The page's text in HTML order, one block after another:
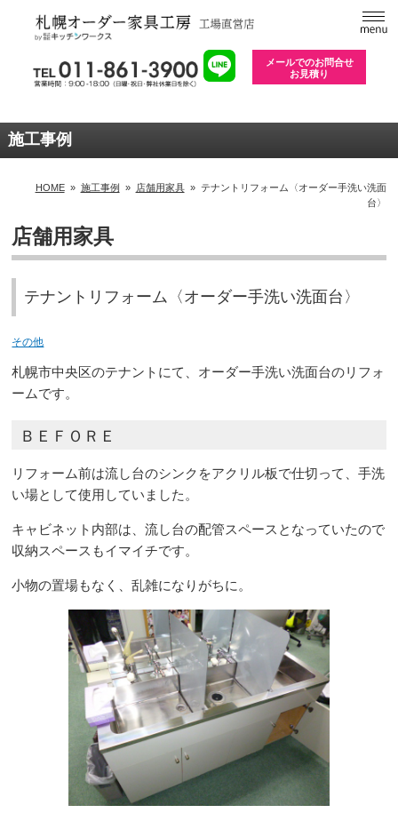
メールでのお問合せ
お見積り
施工事例
HOME» 施工事例 » 店舗用家具» テナントリフォーム〈オーダー手洗い洗面
台〉
店舗用家具
テナントリフォーム〈オーダー手洗い洗面台〉
その他
札幌市中央区のテナントにて、オーダー手洗い洗面台のリフォ
ームです。
ＢＥＦＯＲＥ
リフォーム前は流し台のシンクをアクリル板で仕切って、手洗
い場として使用していました。
キャビネット内部は、流し台の配管スペースとなっていたので
収納スペースもイマイチです。
小物の置場もなく、乱雑になりがちに。